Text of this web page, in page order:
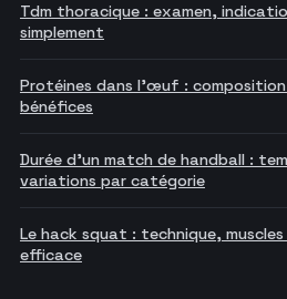
Tdm thoracique : examen,
simplement
Protéines dans l'œuf :
bénéfices
Durée d'un match de handball :
variations par catégorie
Le hack squat : technique,
efficace